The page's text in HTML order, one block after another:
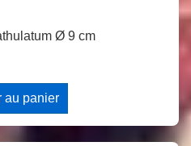
Ø 9 cm
au panier